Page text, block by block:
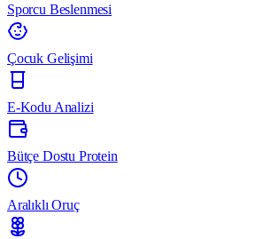
Sporcu Beslenmesi
Çocuk Gelişimi
E-Kodu Analizi
Bütçe Dostu Protein
Aralıklı Oruç